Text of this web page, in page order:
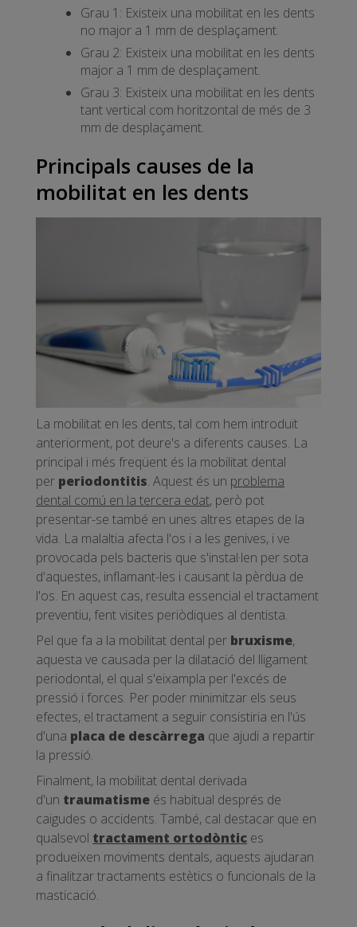
Grau 1: Existeix una mobilitat en les dents
no major a 1 mm de desplaçament.
Grau 2: Existeix una mobilitat en les dents
major a 1 mm de desplaçament.
Grau 3: Existeix una mobilitat en les dents
tant vertical com horitzontal de més de 3
mm de desplaçament.
Principals causes de la
mobilitat en les dents
La mobilitat en les dents, tal com hem introduït
anteriorment, pot deure's a diferents causes. La
principal i més freqüent és la mobilitat dental
per periodontitis. Aquest és un problema
dental comú en la tercera edat, però pot
presentar-se també en unes altres etapes de la
vida. La malaltia afecta l'os i a les genives, i ve
provocada pels bacteris que s'instal·len per sota
d'aquestes, inflamant-les i causant la pèrdua de
l'os. En aquest cas, resulta essencial el tractament
preventiu, fent visites periòdiques al dentista.
Pel que fa a la mobilitat dental per bruxisme,
aquesta ve causada per la dilatació del lligament
periodontal, el qual s'eixampla per l'excés de
pressió i forces. Per poder minimitzar els seus
efectes, el tractament a seguir consistiria en l'ús
d'una placa de descàrrega que ajudi a repartir
la pressió.
Finalment, la mobilitat dental derivada
d'un traumatisme és habitual després de
caigudes o accidents. També, cal destacar que en
qualsevol tractament ortodòntic es
produeixen moviments dentals, aquests ajudaran
a finalitzar tractaments estètics o funcionals de la
masticació.